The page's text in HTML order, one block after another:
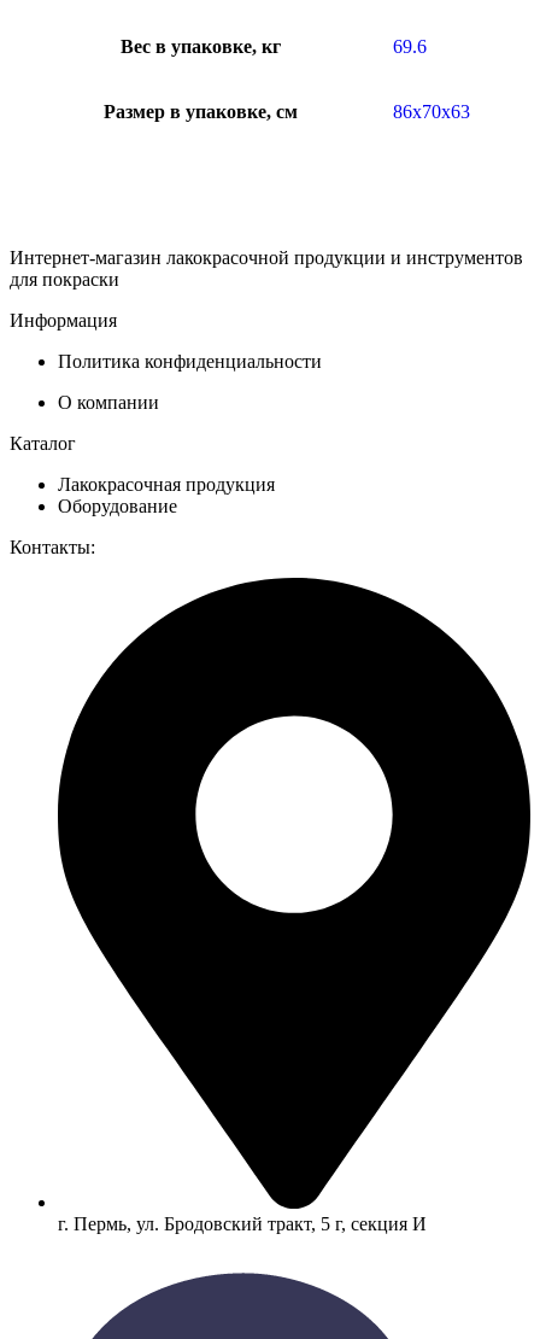
Вес в упаковке, кг 69.6
Размер в упаковке, см 86х70х63
Интернет-магазин лакокрасочной продукции и инструментов
для покраски
Информация
Политика конфиденциальности
О компании
Каталог
Лакокрасочная продукция
Оборудование
Контакты:
г. Пермь, ул. Бродовский тракт, 5 г, секция И